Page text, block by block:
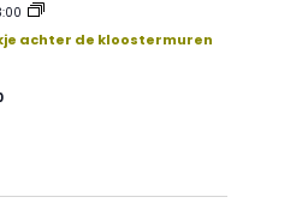
achter de kloostermuren